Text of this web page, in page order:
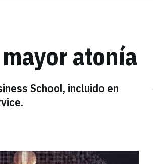
atonía
School, incluido en